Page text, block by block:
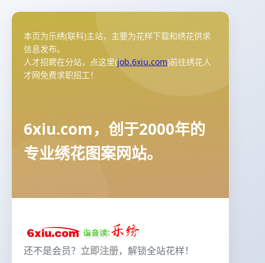
本页为乐绣(联科)主站，主要为花样下载和绣花供求
信息发布。
人才招聘在分站，点这里(job.6xiu.com)前往绣花人
才网免费求职招工！
6xiu.com，创于2000年的
专业绣花图案网站。
还不是会员？ 立即注册，解锁全站花样！